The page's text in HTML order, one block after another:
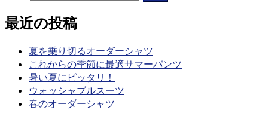
最近の投稿
夏を乗り切るオーダーシャツ
これからの季節に最適サマーパンツ
暑い夏にピッタリ！
ウォッシャブルスーツ
春のオーダーシャツ